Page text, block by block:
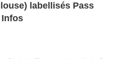
labellisés Pass
Infos